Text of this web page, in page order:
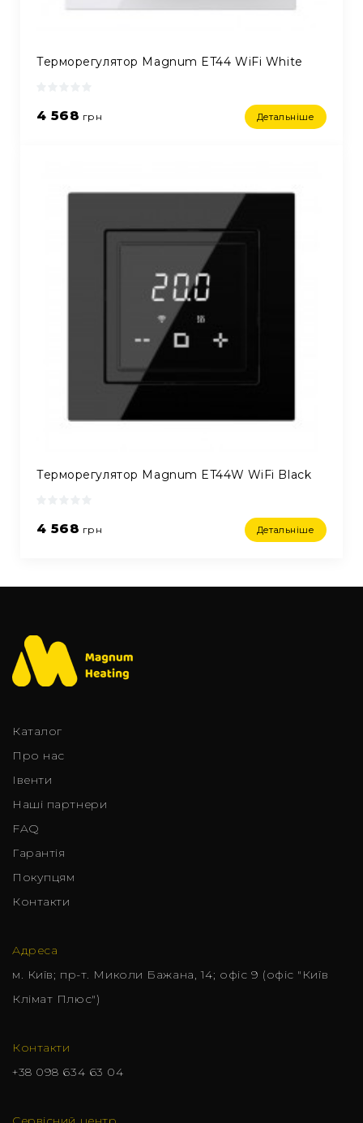
Терморегулятор Magnum ET44 WiFi White
4 568 грн Детальніше
Терморегулятор Magnum ET44W WiFi Black
4 568 грн Детальніше
Каталог
Про нас
Iвенти
Наші партнери
FAQ
Гарантія
Покупцям
Контакти
Адреса
м. Київ; пр-т. Миколи Бажана, 14; офіс 9 (офіс "Київ
Клімат Плюс")
Контакти
+38 098 634 63 04